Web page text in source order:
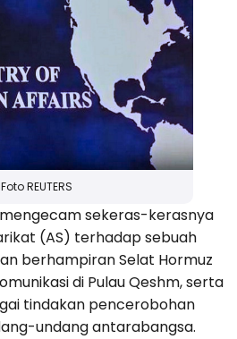
Foto REUTERS
sekeras-kerasnya
(AS) terhadap sebuah
berhampiran Selat Hormuz
di Pulau Qeshm, serta
tindakan pencerobohan
undang antarabangsa.